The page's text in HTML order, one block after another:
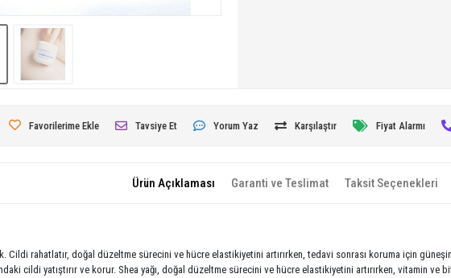
Favorilerime Ekle Tavsiye Et Yorum Yaz Karşılaştır Fiyat Alarmı
Ürün Açıklaması Garanti ve Teslimat Taksit Seçenekleri
Cildi rahatlatır, doğal düzeltme sürecini ve hücre elastikiyetini artırırken, tedavi sonrası koruma için
cildi yatıştırır ve korur. Shea yağı, doğal düzeltme sürecini ve hücre elastikiyetini artırırken, vitamin